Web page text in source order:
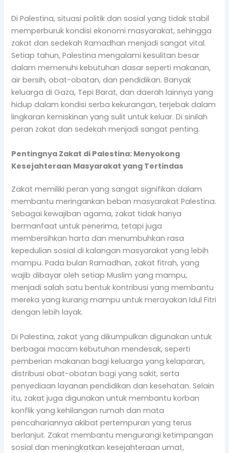
Di Palestina, situasi politik dan sosial yang tidak stabil
memperburuk kondisi ekonomi masyarakat, sehingga
zakat dan sedekah Ramadhan menjadi sangat vital.
Setiap tahun, Palestina mengalami kesulitan besar
dalam memenuhi kebutuhan dasar seperti makanan,
air bersih, obat-obatan, dan pendidikan. Banyak
keluarga di Gaza, Tepi Barat, dan daerah lainnya yang
hidup dalam kondisi serba kekurangan, terjebak dalam
lingkaran kemiskinan yang sulit untuk keluar. Di sinilah
peran zakat dan sedekah menjadi sangat penting.
Pentingnya Zakat di Palestina: Menyokong
Kesejahteraan Masyarakat yang Tertindas
Zakat memiliki peran yang sangat signifikan dalam
membantu meringankan beban masyarakat Palestina.
Sebagai kewajiban agama, zakat tidak hanya
bermanfaat untuk penerima, tetapi juga
membersihkan harta dan menumbuhkan rasa
kepedulian sosial di kalangan masyarakat yang lebih
mampu. Pada bulan Ramadhan, zakat fitrah, yang
wajib dibayar oleh setiap Muslim yang mampu,
menjadi salah satu bentuk kontribusi yang membantu
mereka yang kurang mampu untuk merayakan Idul Fitri
dengan lebih layak.
Di Palestina, zakat yang dikumpulkan digunakan untuk
berbagai macam kebutuhan mendesak, seperti
pemberian makanan bagi keluarga yang kelaparan,
distribusi obat-obatan bagi yang sakit, serta
penyediaan layanan pendidikan dan kesehatan. Selain
itu, zakat juga digunakan untuk membantu korban
konflik yang kehilangan rumah dan mata
pencahariannya akibat pertempuran yang terus
berlanjut. Zakat membantu mengurangi ketimpangan
sosial dan meningkatkan kesejahteraan umat,